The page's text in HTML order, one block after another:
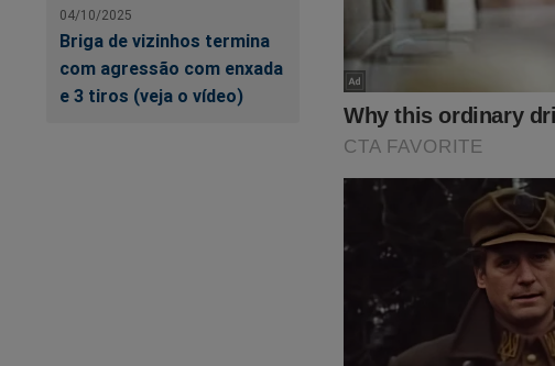
04/10/2025
Briga de vizinhos termina
com agressão com enxada
e 3 tiros (veja o vídeo)